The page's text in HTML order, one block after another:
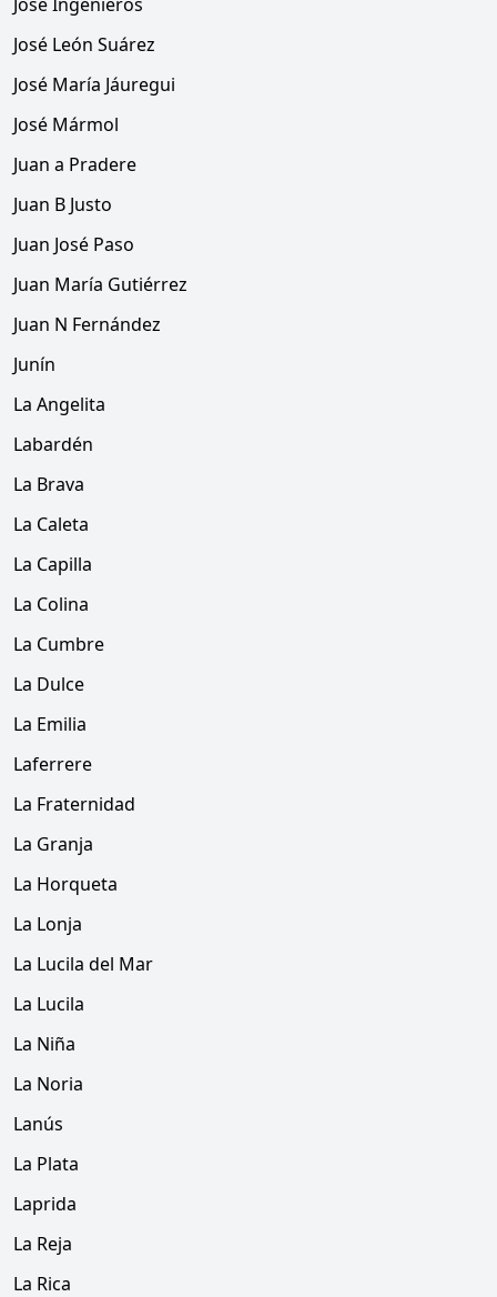
José León Suárez
José María Jáuregui
José Mármol
Juan a Pradere
Juan B Justo
Juan José Paso
Juan María Gutiérrez
Juan N Fernández
Junín
La Angelita
Labardén
La Brava
La Caleta
La Capilla
La Colina
La Cumbre
La Dulce
La Emilia
Laferrere
La Fraternidad
La Granja
La Horqueta
La Lonja
La Lucila del Mar
La Lucila
La Niña
La Noria
Lanús
La Plata
Laprida
La Reja
La Rica